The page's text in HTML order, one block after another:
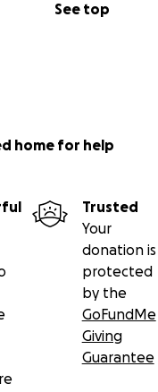
See top
home for help
Trusted
Your
donation is
protected
by the
GoFundMe
Giving
Guarantee